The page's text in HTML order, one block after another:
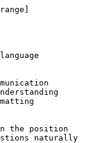
the position
naturally